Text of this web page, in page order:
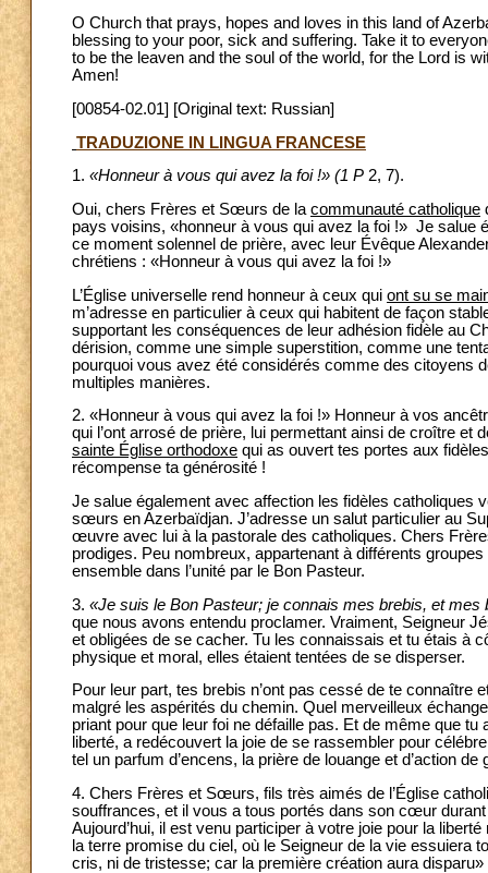
O Church that prays, hopes and loves in this land of
blessing to your poor, sick and suffering. Take it to
to be the leaven and the soul of the world, for the Lord is
Amen!
[00854-02.01] [Original text: Russian]
TRADUZIONE IN LINGUA FRANCESE
1. «Honneur à vous qui avez la foi !» (1 P 2, 7).
Oui, chers Frères et Sœurs de la communauté catholique
pays voisins, «honneur à vous qui avez la foi !» Je salue
ce moment solennel de prière, avec leur Évêque
chrétiens : «Honneur à vous qui avez la foi !»
L’Église universelle rend honneur à ceux qui ont su se
m’adresse en particulier à ceux qui habitent de façon
supportant les conséquences de leur adhésion fidèle au
dérision, comme une simple superstition, comme une
pourquoi vous avez été considérés comme des citoyens
multiples manières.
2. «Honneur à vous qui avez la foi !» Honneur à vos
qui l’ont arrosé de prière, lui permettant ainsi de croître
sainte Église orthodoxe qui as ouvert tes portes aux
récompense ta générosité !
Je salue également avec affection les fidèles catholiques
sœurs en Azerbaïdjan. J’adresse un salut particulier au
œuvre avec lui à la pastorale des catholiques. Chers
prodiges. Peu nombreux, appartenant à différents
ensemble dans l’unité par le Bon Pasteur.
3. «Je suis le Bon Pasteur; je connais mes brebis, et mes
que nous avons entendu proclamer. Vraiment, Seigneur
et obligées de se cacher. Tu les connaissais et tu étais à
physique et moral, elles étaient tentées de se disperser.
Pour leur part, tes brebis n’ont pas cessé de te connaître
malgré les aspérités du chemin. Quel merveilleux
priant pour que leur foi ne défaille pas. Et de même que
liberté, a redécouvert la joie de se rassembler pour
tel un parfum d’encens, la prière de louange et d’action de
4. Chers Frères et Sœurs, fils très aimés de l’Église
souffrances, et il vous a tous portés dans son cœur
Aujourd’hui, il est venu participer à votre joie pour la
la terre promise du ciel, où le Seigneur de la vie essuiera
cris, ni de tristesse; car la première création aura disparu»